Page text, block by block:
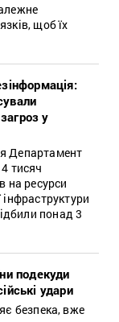
щоб їх
у
Департамент
тисяч
на ресурси
понад 3
подекуди
удари
безпека, вже